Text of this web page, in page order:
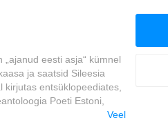
eesti asja“ kümnel
ja saatsid Sileesia
kirjutas entsüklopeediates,
Poeti Estoni,
elutee Jeruusalema,Veel